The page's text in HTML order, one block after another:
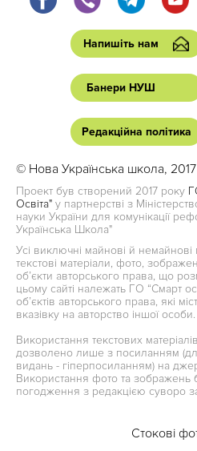
Напишіть нам
Банери НУШ
Редакційна політика
© Нова Українська школа, 2017
Проект був створений 2017 року
Освіта" у партнерстві з
науки України для комунікації
Українська Школа"
Усі виключні майнові й немайнові
текстові матеріали, фото,
об’єкти авторського права, що
цьому сайті належать ГО “Смарт
об’єктів авторського права, які
вказівку на авторство іншої особи.
Використання текстових
дозволено лише з посиланням
видань - гіперпосиланням) на
Використання фото та зображень
погодження з редакцією суворо
Стокові